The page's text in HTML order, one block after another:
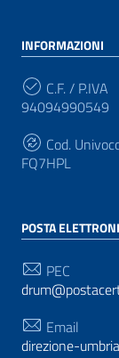
INFORMAZIONI
C.F. / P.IVA
94094990549
Cod.
FQ7HPL
POSTA
PEC
Email
direzione-